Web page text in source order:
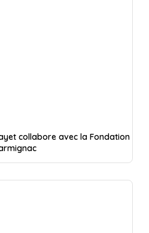
collabore avec la Fondation